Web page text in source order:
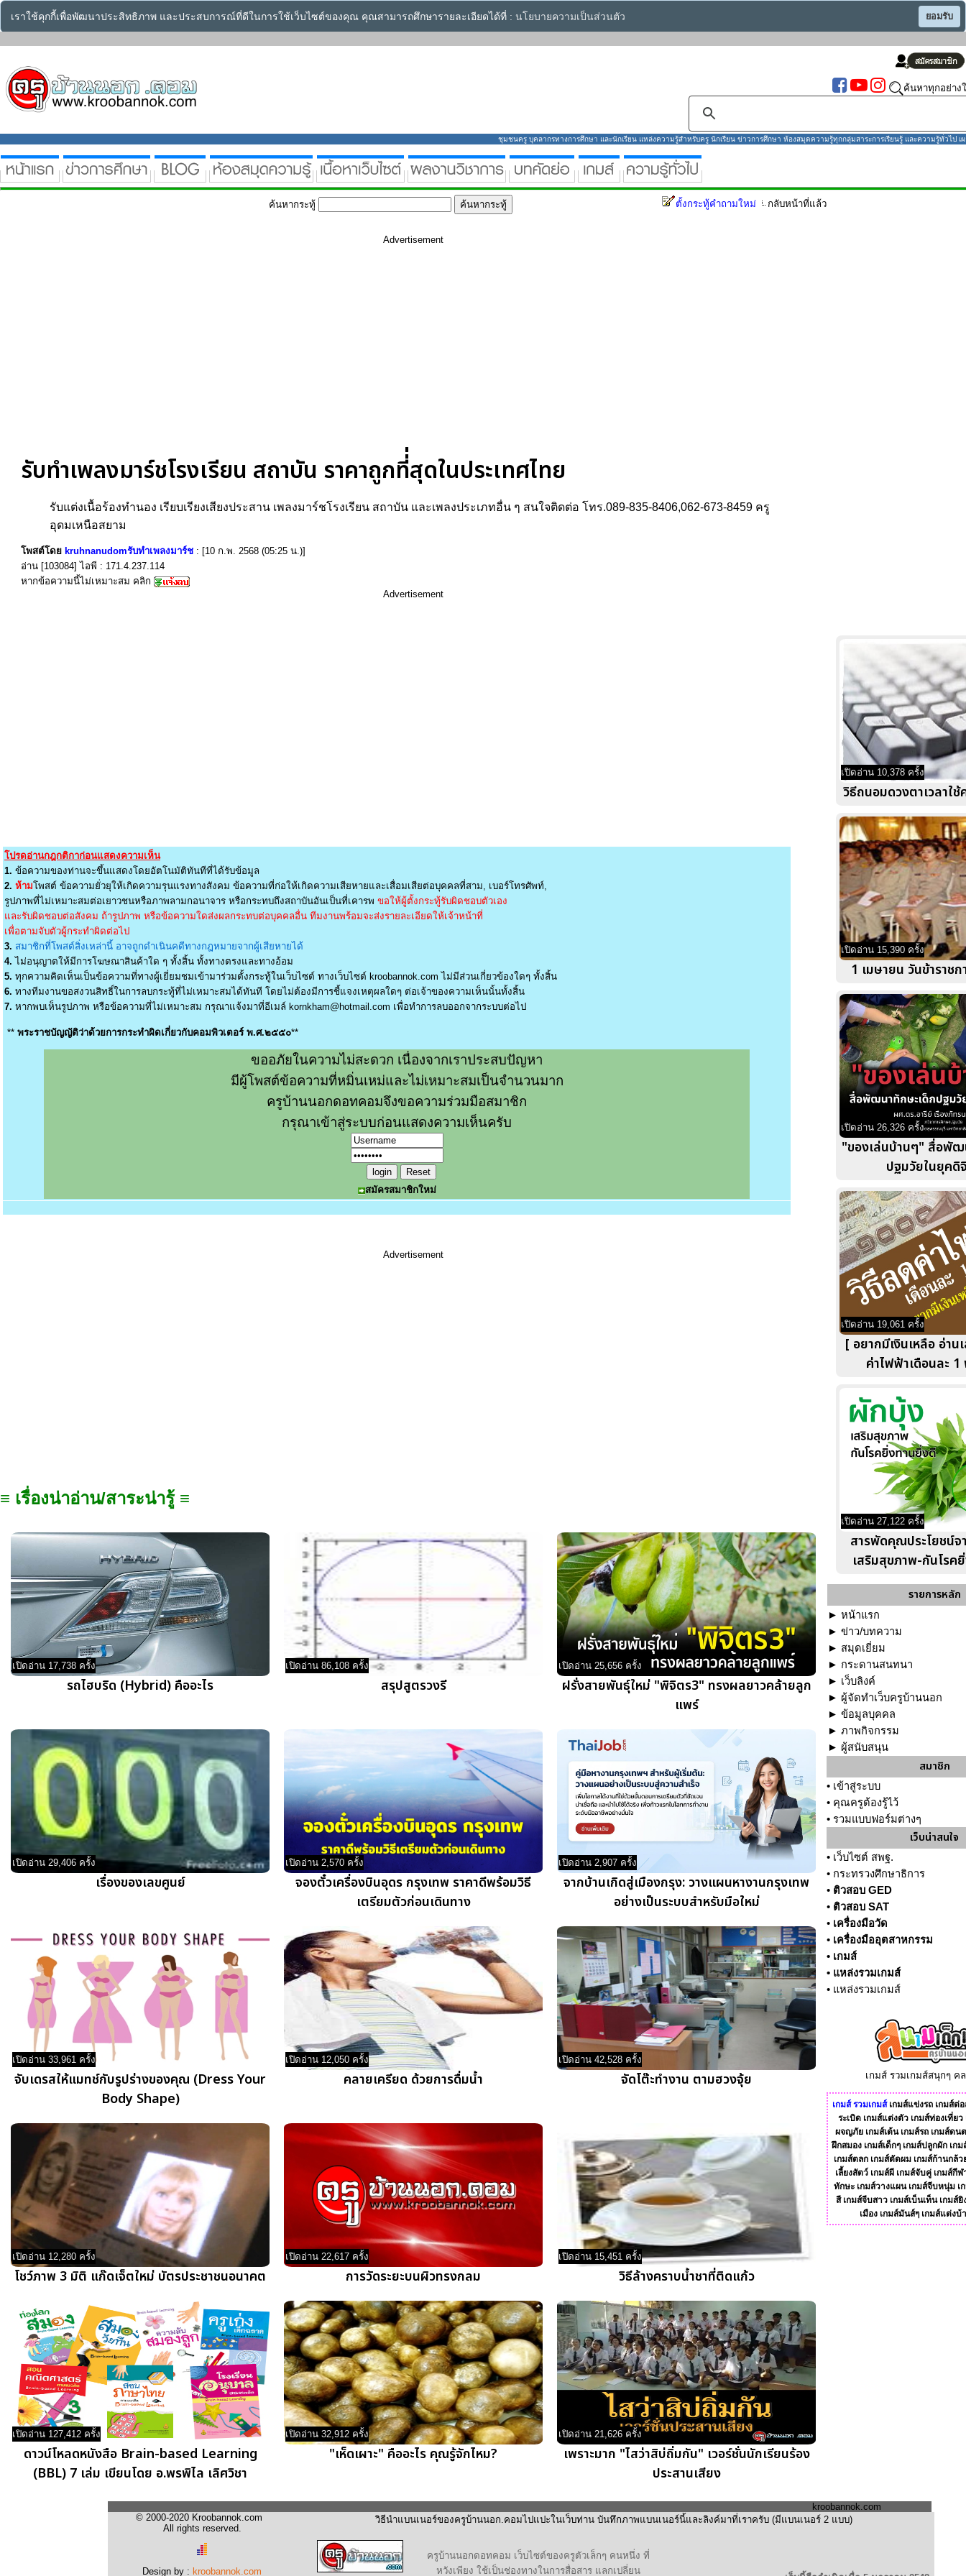
เราใช้คุกกี้เพื่อพัฒนาประสิทธิภาพ และประสบการณ์ที่ดีในการใช้เว็บไซต์ของคุณ คุณสามารถศึกษารายละเอียดได้ที่ : นโยบายความเป็นส่วนตัว ยอมรับ
ค้นหาทุกอย่าง
ชุมชนครู บุคลากรทางการศึกษา และนักเรียน แหล่งความรู้สำหรับครู นักเรียน ข่าวการศึกษา ห้องสมุดความรู้ทุกกลุ่มสาระการเรียนรู้ และความรู้ทั่วไป เ
ค้นหากระทู้ ตั้งกระทู้คำถามใหม่ กลับหน้าที่แล้ว
Advertisement
รับทำเพลงมาร์ชโรงเรียน สถาบัน ราคาถูกที่่สุดในประเทศไทย
รับแต่งเนื้อร้องทำนอง เรียบเรียงเสียงประสาน เพลงมาร์ชโรงเรียน สถาบัน และเพลงประเภทอื่น ๆ สนใจติดต่อ โทร.089-835-8406,062-673-8459 ครู
อุดมเหนือสยาม
โพสต์โดย kruhnanudomรับทำเพลงมาร์ช : [10 ก.พ. 2568 (05:25 น.)]
อ่าน [103084] ไอพี : 171.4.237.114
หากข้อความนี้ไม่เหมาะสม คลิก
Advertisement
โปรดอ่านกฎกติกาก่อนแสดงความเห็น
1. ข้อความของท่านจะขึ้นแสดงโดยอัตโนมัติทันทีที่ได้รับข้อมูล
2. ห้ามโพสต์ ข้อความยั่วยุให้เกิดความรุนแรงทางสังคม ข้อความที่ก่อให้เกิดความเสียหายและเสื่อมเสียต่อบุคคลที่สาม, เบอร์โทรศัพท์,
รูปภาพที่ไม่เหมาะสมต่อเยาวชนหรือภาพลามกอนาจาร หรือกระทบถึงสถาบันอันเป็นที่เคารพ ขอให้ผู้ตั้งกระทู้รับผิดชอบตัวเอง
และรับผิดชอบต่อสังคม ถ้ารูปภาพ หรือข้อความใดส่งผลกระทบต่อบุคคลอื่น ทีมงานพร้อมจะส่งรายละเอียดให้เจ้าหน้าที่
เพื่อตามจับตัวผู้กระทำผิดต่อไป
3. สมาชิกที่โพสต์สิ่งเหล่านี้ อาจถูกดำเนินคดีทางกฎหมายจากผู้เสียหายได้
4. ไม่อนุญาตให้มีการโฆษณาสินค้าใด ๆ ทั้งสิ้น ทั้งทางตรงและทางอ้อม
5. ทุกความคิดเห็นเป็นข้อความที่ทางผู้เยี่ยมชมเข้ามาร่วมตั้งกระทู้ในเว็บไซต์ ทางเว็บไซต์ kroobannok.com ไม่มีส่วนเกี่ยวข้องใดๆ ทั้งสิ้น
6. ทางทีมงานขอสงวนสิทธิ์ในการลบกระทู้ที่ไม่เหมาะสมได้ทันที โดยไม่ต้องมีการชี้แจงเหตุผลใดๆ ต่อเจ้าของความเห็นนั้นทั้งสิ้น
7. หากพบเห็นรูปภาพ หรือข้อความที่ไม่เหมาะสม กรุณาแจ้งมาที่อีเมล์ kornkham@hotmail.com เพื่อทำการลบออกจากระบบต่อไป
** พระราชบัญญัติว่าด้วยการกระทำผิดเกี่ยวกับคอมพิวเตอร์ พ.ศ.๒๕๕๐**
ขออภัยในความไม่สะดวก เนื่องจากเราประสบปัญหา
มีผู้โพสต์ข้อความที่หมิ่นเหม่และไม่เหมาะสมเป็นจำนวนมาก
ครูบ้านนอกดอทคอมจึงขอความร่วมมือสมาชิก
กรุณาเข้าสู่ระบบก่อนแสดงความเห็นครับ
สมัครสมาชิกใหม่
Advertisement
≡ เรื่องน่าอ่าน/สาระน่ารู้ ≡
เปิดอ่าน 17,738 ครั้ง
รถไฮบริด (Hybrid) คืออะไร
เปิดอ่าน 86,108 ครั้ง
สรุปสูตรวงรี
เปิดอ่าน 25,656 ครั้ง
ฝรั่งสายพันธุ์ใหม่ "พิจิตร3" ทรงผลยาวคล้ายลูก
แพร์
เปิดอ่าน 29,406 ครั้ง
เรื่องของเลขศูนย์
เปิดอ่าน 2,570 ครั้ง
จองตั๋วเครื่องบินอุดร กรุงเทพ ราคาดีพร้อมวิธี
เตรียมตัวก่อนเดินทาง
เปิดอ่าน 2,907 ครั้ง
จากบ้านเกิดสู่เมืองกรุง: วางแผนหางานกรุงเทพ
อย่างเป็นระบบสำหรับมือใหม่
เปิดอ่าน 33,961 ครั้ง
จับเดรสให้แมทช์กับรูปร่างของคุณ (Dress Your
Body Shape)
เปิดอ่าน 12,050 ครั้ง
คลายเครียด ด้วยการดื่มน้ำ
เปิดอ่าน 42,528 ครั้ง
จัดโต๊ะทำงาน ตามฮวงจุ้ย
เปิดอ่าน 12,280 ครั้ง
โชว์ภาพ 3 มิติ แก๊ดเจ็ตใหม่ บัตรประชาชนอนาคต
เปิดอ่าน 22,617 ครั้ง
การวัดระยะบนผิวทรงกลม
เปิดอ่าน 15,451 ครั้ง
วิธีล้างคราบน้ำชาที่ติดแก้ว
เปิดอ่าน 127,412 ครั้ง
ดาวน์โหลดหนังสือ Brain-based Learning
(BBL) 7 เล่ม เขียนโดย อ.พรพิไล เลิศวิชา
เปิดอ่าน 32,912 ครั้ง
"เห็ดเผาะ" คืออะไร คุณรู้จักไหม?
เปิดอ่าน 21,626 ครั้ง
เพราะมาก "ไสว่าสิบ่ถิ่มกัน" เวอร์ชั่นนักเรียนร้อง
ประสานเสียง
เปิดอ่าน 10,378 ครั้ง
วิธีถนอมดวงตาเวลาใ
เปิดอ่าน 15,390 ครั้ง
1 เมษายน วันข้าราช
เปิดอ่าน 26,326 ครั้ง
"ของเล่นบ้านๆ" สื่อพัฒ
ปฐมวัยในยุคดิ
เปิดอ่าน 19,061 ครั้ง
[ อยากมีเงินเหลือ อ่าน
ค่าไฟฟ้าเดือนละ
เปิดอ่าน 27,122 ครั้ง
สารพัดคุณประโยชน์
เสริมสุขภาพ-กันโรค
รายการหลัก
► หน้าแรก
► ข่าว/บทความ
► สมุดเยี่ยม
► กระดานสนทนา
► เว็บลิงค์
► ผู้จัดทำเว็บครูบ้านนอก
► ข้อมูลบุคคล
► ภาพกิจกรรม
► ผู้สนับสนุน
สมาชิก
• เข้าสู่ระบบ
• คุณครูต้องรู้ไว้
• รวมแบบฟอร์มต่างๆ
เว็บน่าสนใจ
• เว็บไซต์ สพฐ.
• กระทรวงศึกษาธิการ
• ติวสอบ GED
• ติวสอบ SAT
• เครื่องมือวัด
• เครื่องมืออุตสาหกรรม
• เกมส์
• แหล่งรวมเกมส์
• แหล่งรวมเกมส์
เกมส์ รวมเกมส์สนุกๆ ค
เกมส์ รวมเกมส์ เกมส์แข่งรถ เกมส์ต่อ
ระเบิด เกมส์แต่งตัว เกมส์ท่องเที่ยว
ผจญภัย เกมส์เต้น เกมส์รถ เกมส์ดน
ฝึกสมอง เกมส์เด็กๆ เกมส์ปลูกผัก เก
เกมส์ตลก เกมส์ตัดผม เกมส์ก้านกล้ว
เลี้ยงสัตว์ เกมส์ผี เกมส์จับคู่ เกมส์กีฬ
ทักษะ เกมส์วางแผน เกมส์จีบหนุ่ม เ
สี เกมส์จีบสาว เกมส์เบ็นเท็น เกมส์ยิ
เมือง เกมส์มันส์ๆ เกมส์แต่งบ้
kroobannok.com
© 2000-2020 Kroobannok.com
All rights reserved.
Design by : kroobannok.com
วิธีนำแบนเนอร์ของครูบ้านนอก.คอมไปแปะในเว็บท่าน บันทึกภาพแบนเนอร์นี้และลิงค์มาที่เราครับ (มีแบนเนอร์ 2 แบบ)
ครูบ้านนอกดอทคอม เว็บไซต์ของครูตัวเล็กๆ คนหนึ่ง ที่
หวังเพียง ใช้เป็นช่องทางในการสื่อสาร แลกเปลี่ยน